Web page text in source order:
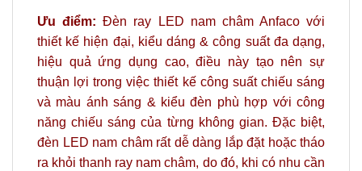
Ưu điểm: Đèn ray LED nam châm Anfaco với
thiết kế hiện đại, kiểu dáng & công suất đa dạng,
hiệu quả ứng dụng cao, điều này tạo nên sự
thuận lợi trong việc thiết kế công suất chiếu sáng
và màu ánh sáng & kiểu đèn phù hợp với công
năng chiếu sáng của từng không gian. Đặc biệt,
đèn LED nam châm rất dễ dàng lắp đặt hoặc tháo
ra khỏi thanh ray nam châm, do đó, khi có nhu cần